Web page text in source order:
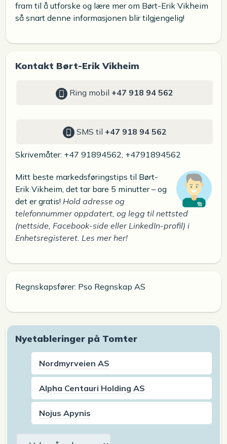
fram til å utforske og lære mer om Børt-Erik Vikheim
så snart denne informasjonen blir tilgjengelig!
Kontakt Børt-Erik Vikheim
Ring mobil +47 918 94 562
SMS til +47 918 94 562
Skrivemåter: +47 91894562, +4791894562
Mitt beste markedsføringstips til Børt-
Erik Vikheim, det tar bare 5 minutter – og
det er gratis! Hold adresse og
telefonnummer oppdatert, og legg til nettsted
(nettside, Facebook-side eller LinkedIn-profil) i
Enhetsregisteret. Les mer her!
Regnskapsfører: Pso Regnskap AS
Nyetableringer på Tomter
Nordmyrveien AS
Alpha Centauri Holding AS
Nojus Apynis